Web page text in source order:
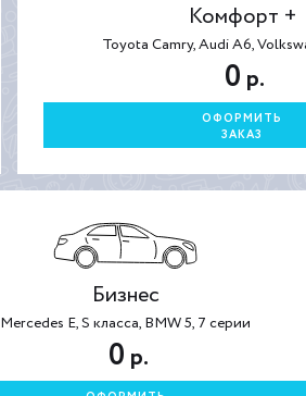
Комфорт +
Toyota Camry, Audi A6,
0 р.
ОФОРМИТЬ
ЗАКАЗ
Бизнес
Mercedes E, S класса, BMW 5, 7 серии
0 р.